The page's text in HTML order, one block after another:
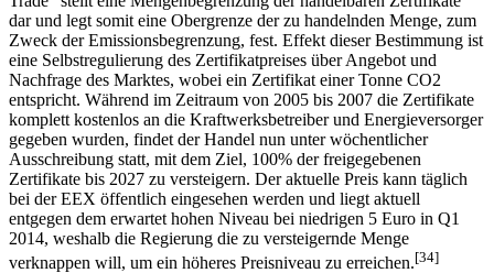
dar und legt somit eine Obergrenze der zu handelnden Menge, zum
Zweck der Emissionsbegrenzung, fest. Effekt dieser Bestimmung ist
eine Selbstregulierung des Zertifikatpreises über Angebot und
Nachfrage des Marktes, wobei ein Zertifikat einer Tonne CO2
entspricht. Während im Zeitraum von 2005 bis 2007 die Zertifikate
komplett kostenlos an die Kraftwerksbetreiber und Energieversorger
gegeben wurden, findet der Handel nun unter wöchentlicher
Ausschreibung statt, mit dem Ziel, 100% der freigegebenen
Zertifikate bis 2027 zu versteigern. Der aktuelle Preis kann täglich
bei der EEX öffentlich eingesehen werden und liegt aktuell
entgegen dem erwartet hohen Niveau bei niedrigen 5 Euro in Q1
2014, weshalb die Regierung die zu versteigernde Menge
verknappen will, um ein höheres Preisniveau zu erreichen.[34]